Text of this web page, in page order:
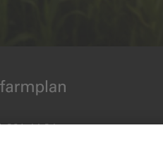
801 44 84